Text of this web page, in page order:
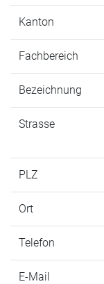
Kanton
Fachbereich
Bezeichnung
Strasse
PLZ
Ort
Telefon
E-Mail